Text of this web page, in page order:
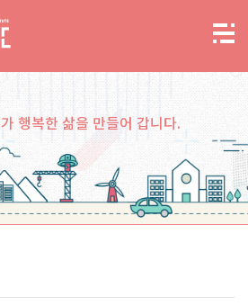
행복한 삶을 만들어 갑니다.